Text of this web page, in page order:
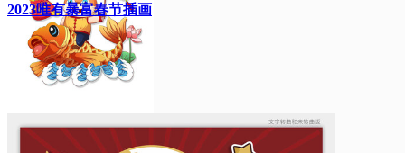
2023唯有暴富春节插画